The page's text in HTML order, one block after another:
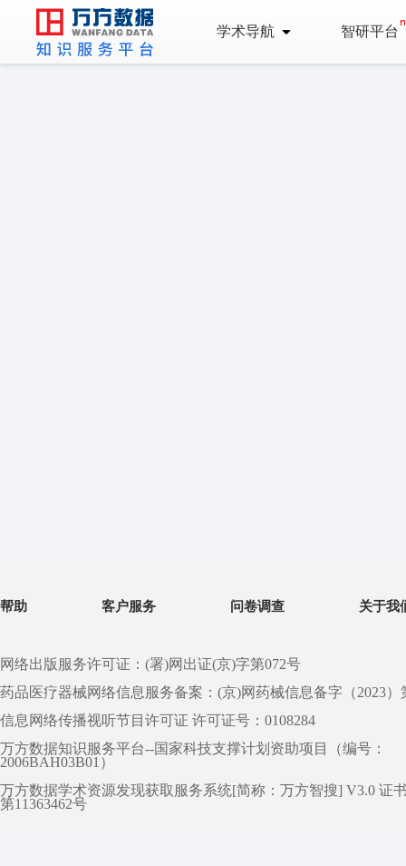
学术导航 智研平台
帮助 客户服务 问卷调查 关于我
网络出版服务许可证：(署)网出证(京)字第072号
药品医疗器械网络信息服务备案：(京)网药械信息备字（2023）
信息网络传播视听节目许可证 许可证号：0108284
万方数据知识服务平台--国家科技支撑计划资助项目（编号：
2006BAH03B01）
万方数据学术资源发现获取服务系统[简称：万方智搜] V3.0 证
第11363462号